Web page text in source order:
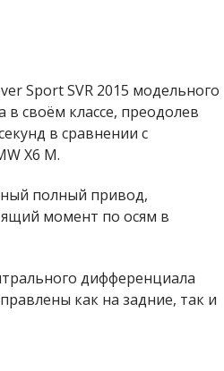
Sport SVR 2015 модельного
своём классе, преодолев
в сравнении с
X6 M.
полный привод,
момент по осям в
дифференциала
как на задние, так и